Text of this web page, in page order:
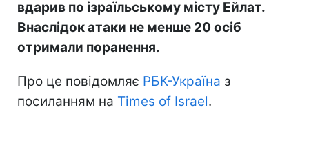
вдарив по ізраїльському місту Ейлат.
Внаслідок атаки не менше 20 осіб
отримали поранення.
Про це повідомляє РБК-Україна з
посиланням на Times of Israel.